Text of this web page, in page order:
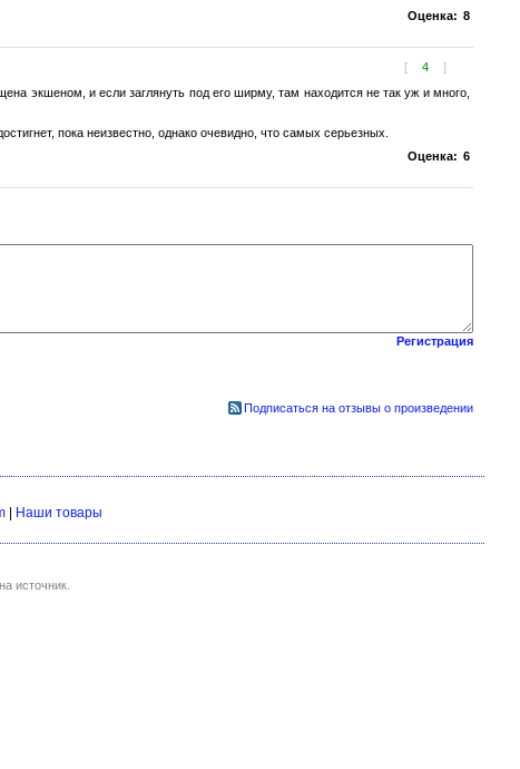
Оценка: 8
[ 4 ]
экшеном, и если заглянуть под его ширму, там находится не так уж и много,
пока неизвестно, однако очевидно, что самых серьезных.
Оценка: 6
Регистрация
Подписаться на отзывы о произведении
Наши товары
источник.